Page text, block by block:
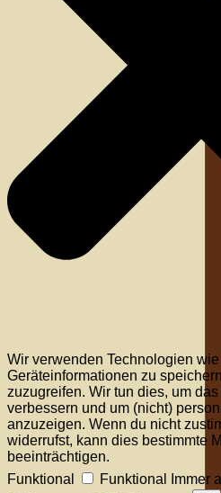
Wir verwenden Technologien
Geräteinformationen zu
zuzugreifen. Wir tun dies, um
verbessern und um (nicht)
anzuzeigen. Wenn du nicht
widerrufst, kann dies bestimmte
beeinträchtigen.
Funktional
Funktional
Immer